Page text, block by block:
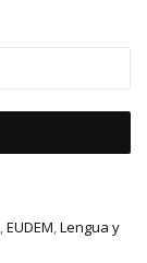
EUDEM Lengua y